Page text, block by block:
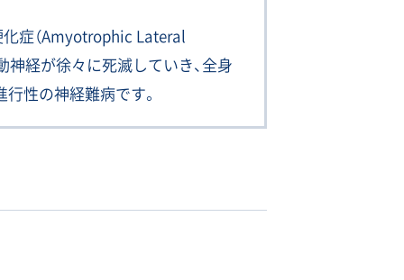
症（Amyotrophic Lateral
神経が徐々に死滅していき、全身
性の神経難病です。